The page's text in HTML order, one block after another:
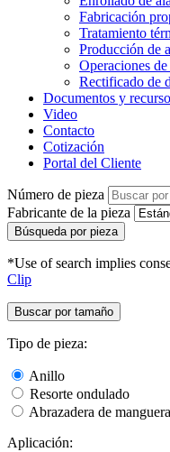
Fabricación
Tratamiento
Producción de
Operaciones
Rectificado de
Documentos y
Video
Contacto
Cotización
Portal del Cliente
Número de pieza
Fabricante de la pieza
Búsqueda por pieza
*Use of search implies
Clip
Buscar por tamaño
Tipo de pieza:
Anillo
Resorte ondulado
Abrazadera de manguera
Aplicación: